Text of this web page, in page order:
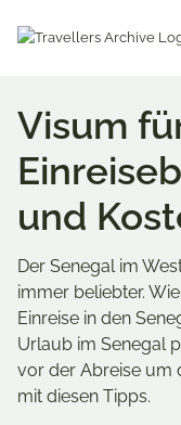
Visum
und
Der Senegal im
immer beliebter.
Einreise in den
Urlaub im Senegal
vor der Abreise um
mit diesen Tipps.